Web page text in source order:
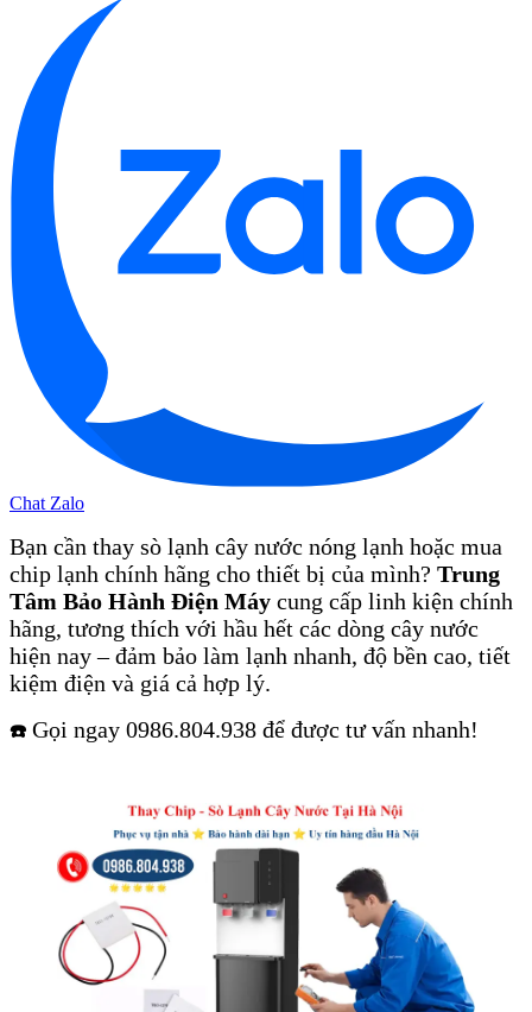
Chat Zalo
Bạn cần thay sò lạnh cây nước nóng lạnh hoặc mua
chip lạnh chính hãng cho thiết bị của mình? Trung
Tâm Bảo Hành Điện Máy cung cấp linh kiện chính
hãng, tương thích với hầu hết các dòng cây nước
hiện nay – đảm bảo làm lạnh nhanh, độ bền cao, tiết
kiệm điện và giá cả hợp lý.
☎️ Gọi ngay 0986.804.938 để được tư vấn nhanh!